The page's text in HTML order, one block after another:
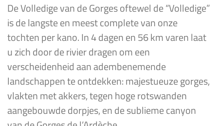
De Volledige van de Gorges oftewel de “Volledige”
is de langste en meest complete van onze
tochten per kano. In 4 dagen en 56 km varen laat
u zich door de rivier dragen om een
verscheidenheid aan adembenemende
landschappen te ontdekken: majestueuze gorges,
vlakten met akkers, tegen hoge rotswanden
aangebouwde dorpjes, en de sublieme canyon